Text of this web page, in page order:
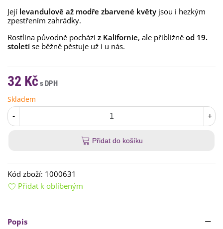
Její levandulově až modře zbarvené květy jsou i hezkým
zpestřením zahrádky.
Rostlina původně pochází z Kalifornie, ale přibližně od 19.
stoletíse běžně pěstuje už i u nás.
32 Kč
Skladem
- +
Přidat do košíku
Kód zboží: 1000631
Přidat k oblíbeným
Popis